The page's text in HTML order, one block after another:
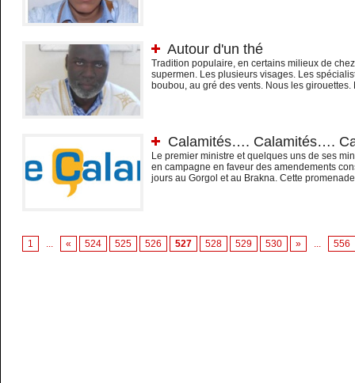
Autour d'un thé
Tradition populaire, en certains milieux de
supermen. Les plusieurs visages. Les
boubou, au gré des vents. Nous les girouettes.
Calamités…. Calamités….
Le premier ministre et quelques uns de ses
en campagne en faveur des amendements
jours au Gorgol et au Brakna. Cette
1 ... « 524 525 526 527 528 529 530 » ... 556